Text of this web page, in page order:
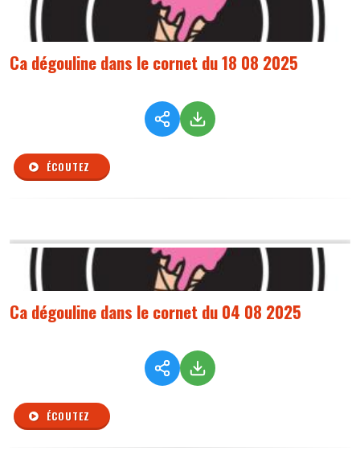
Ca dégouline dans le cornet du 18 08 2025
ÉCOUTEZ
Ca dégouline dans le cornet du 04 08 2025
ÉCOUTEZ